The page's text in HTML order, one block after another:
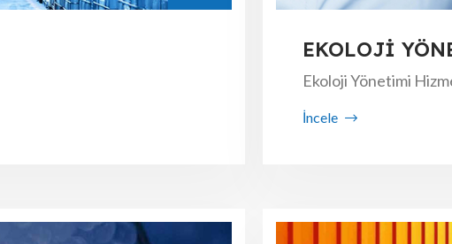
EKOLOJİ
Ekoloji Yönetimi
İncele